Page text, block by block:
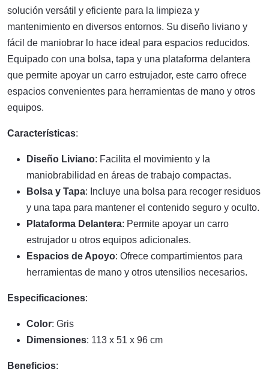
solución versátil y eficiente para la limpieza y
mantenimiento en diversos entornos. Su diseño liviano y
fácil de maniobrar lo hace ideal para espacios reducidos.
Equipado con una bolsa, tapa y una plataforma delantera
que permite apoyar un carro estrujador, este carro ofrece
espacios convenientes para herramientas de mano y otros
equipos.
Características:
Diseño Liviano: Facilita el movimiento y la
maniobrabilidad en áreas de trabajo compactas.
Bolsa y Tapa: Incluye una bolsa para recoger residuos
y una tapa para mantener el contenido seguro y oculto.
Plataforma Delantera: Permite apoyar un carro
estrujador u otros equipos adicionales.
Espacios de Apoyo: Ofrece compartimientos para
herramientas de mano y otros utensilios necesarios.
Especificaciones:
Color: Gris
Dimensiones: 113 x 51 x 96 cm
Beneficios: